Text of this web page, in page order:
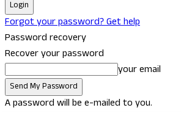
Forgot your password? Get help
Password recovery
Recover your password
your email
A password will be e-mailed to you.